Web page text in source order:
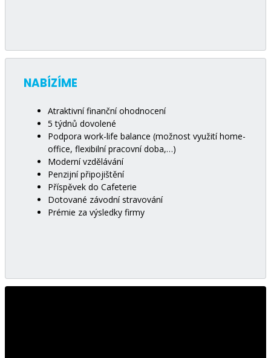
NABÍZÍME
Atraktivní finanční ohodnocení
5 týdnů dovolené
Podpora work-life balance (možnost využití home-
office, flexibilní pracovní doba,…)
Moderní vzdělávání
Penzijní připojištění
Příspěvek do Cafeterie
Dotované závodní stravování
Prémie za výsledky firmy